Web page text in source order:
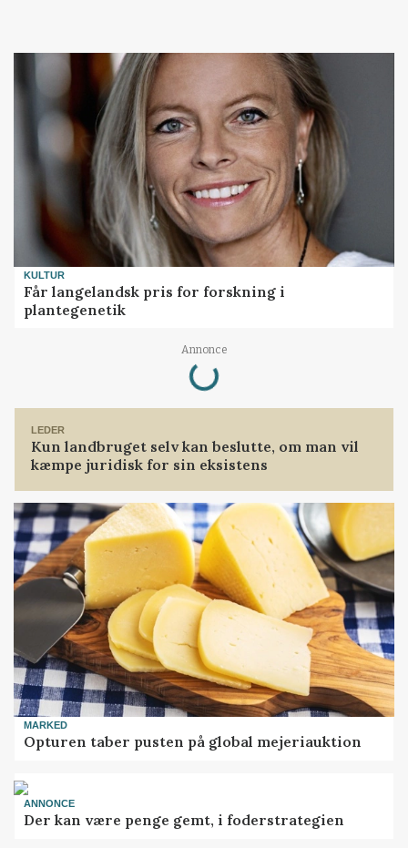
KULTUR
Får langelandsk pris for forskning i
plantegenetik
Annonce
Loading...
LEDER
Kun landbruget selv kan beslutte, om man vil
kæmpe juridisk for sin eksistens
MARKED
Opturen taber pusten på global mejeriauktion
ANNONCE
Der kan være penge gemt, i foderstrategien